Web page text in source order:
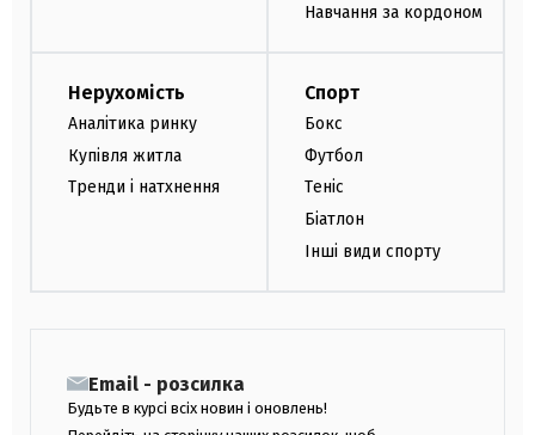
Навчання за кордоном
Нерухомість
Аналітика ринку
Купівля житла
Тренди і натхнення
Спорт
Бокс
Футбол
Теніс
Біатлон
Інші види спорту
Email - розсилка
Будьте в курсі всіх новин і оновлень!